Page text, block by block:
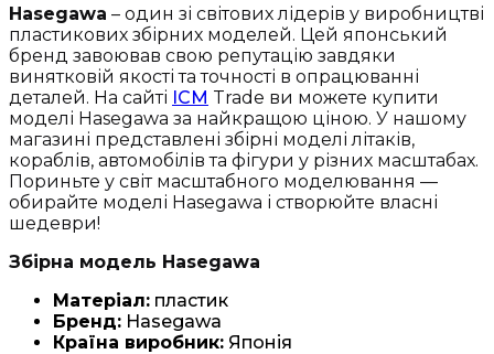
Hasegawa – один зі світових лідерів у виробництві
пластикових збірних моделей. Цей японський
бренд завоював свою репутацію завдяки
винятковій якості та точності в опрацюванні
деталей. На сайті ICM Trade ви можете купити
моделі Hasegawa за найкращою ціною. У нашому
магазині представлені збірні моделі літаків,
кораблів, автомобілів та фігури у різних масштабах.
Пориньте у світ масштабного моделювання —
обирайте моделі Hasegawa і створюйте власні
шедеври!
Збірна модель Hasegawa
Матеріал: пластик
Бренд: Hasegawa
Країна виробник: Японія